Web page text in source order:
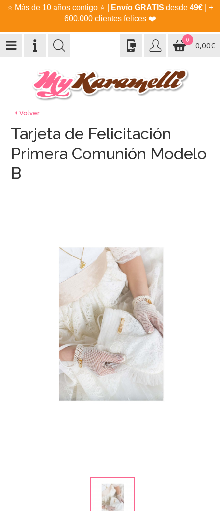
⭐ Más de 10 años contigo ⭐ Envío GRATIS desde 49€| +
600.000 clientes felices ❤️
0
0,00€
Volver
Tarjeta de Felicitación
Primera Comunión Modelo
B